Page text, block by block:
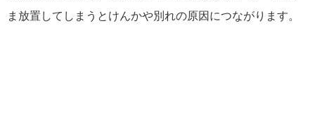
ま放置してしまうとけんかや別れの原因につながります。